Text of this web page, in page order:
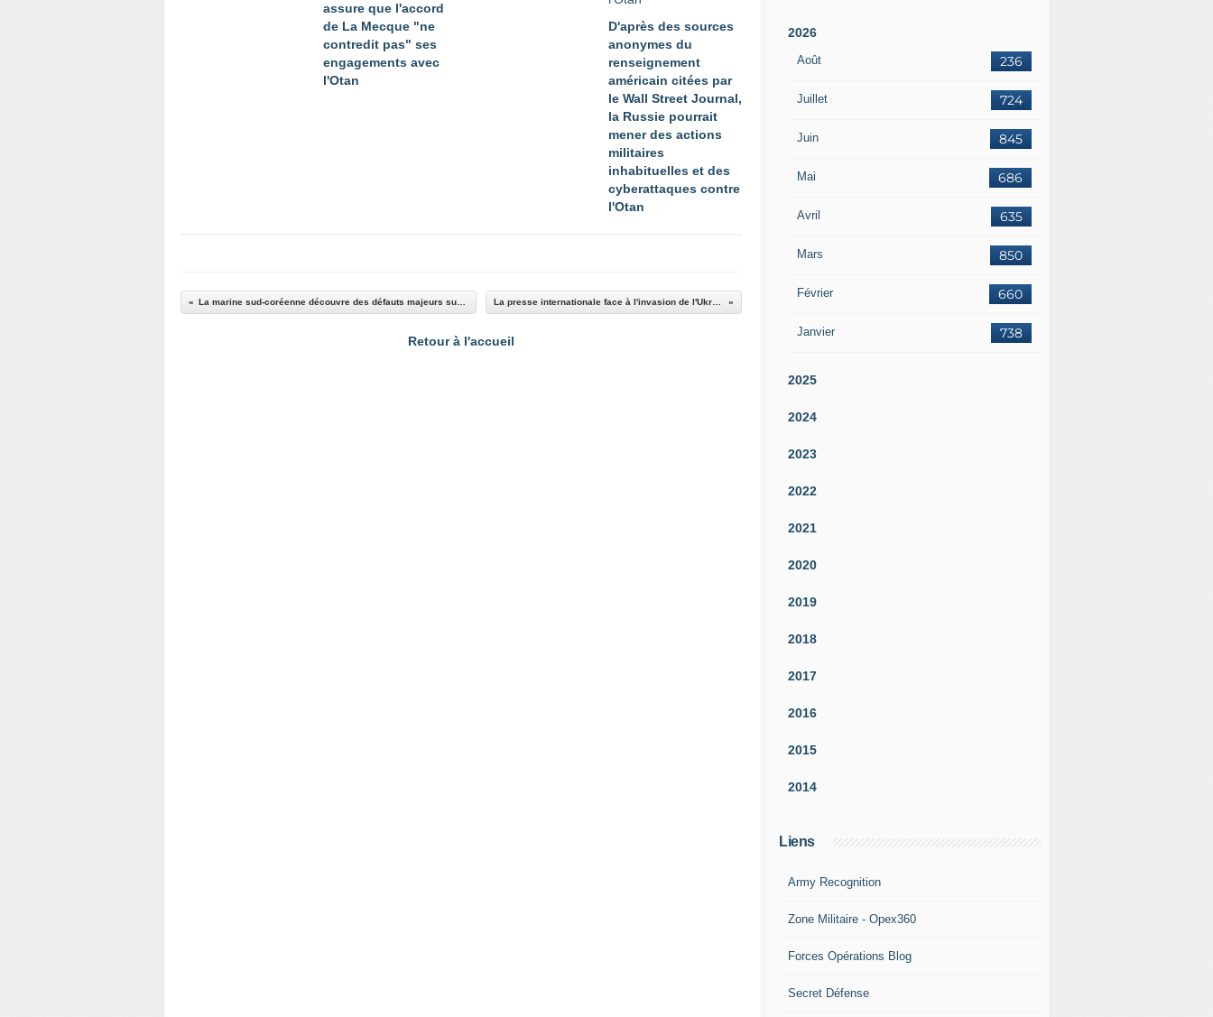
assure que l'accord
de La Mecque "ne
contredit pas" ses
engagements avec
l'Otan
D'après des sources
anonymes du
renseignement
américain citées par
le Wall Street Journal,
la Russie pourrait
mener des actions
militaires
inhabituelles et des
cyberattaques contre
l'Otan
Retour à l'accueil
2026
Août 236
Juillet 724
Juin 845
Mai 686
Avril 635
Mars 850
Février 660
Janvier 738
2025
2024
2023
2022
2021
2020
2019
2018
2017
2016
2015
2014
Liens
Army Recognition
Zone Militaire - Opex360
Forces Opérations Blog
Secret Défense